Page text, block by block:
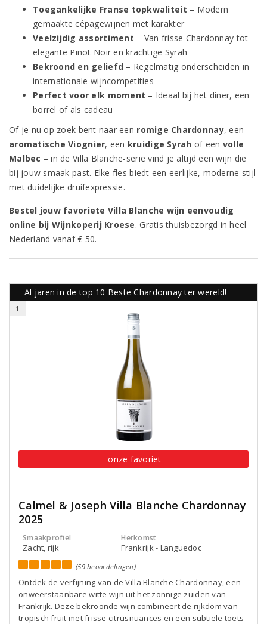
Toegankelijke Franse topkwaliteit – Modern
gemaakte cépagewijnen met karakter
Veelzijdig assortiment – Van frisse Chardonnay tot
elegante Pinot Noir en krachtige Syrah
Bekroond en geliefd – Regelmatig onderscheiden in
internationale wijncompetities
Perfect voor elk moment – Ideaal bij het diner, een
borrel of als cadeau
Of je nu op zoek bent naar een romige Chardonnay, een
aromatische Viognier, een kruidige Syrah of een volle
Malbec – in de Villa Blanche-serie vind je altijd een wijn die
bij jouw smaak past. Elke fles biedt een eerlijke, moderne stijl
met duidelijke druifexpressie.
Bestel jouw favoriete Villa Blanche wijn eenvoudig
online bij Wijnkoperij Kroese. Gratis thuisbezorgd in heel
Nederland vanaf € 50.
Al jaren in de top 10 Beste Chardonnay ter wereld!
1
onze favoriet
Calmel & Joseph Villa Blanche Chardonnay
2025
Smaakprofiel
Zacht, rijk
Herkomst
Frankrijk - Languedoc
(59 beoordelingen)
Ontdek de verfijning van de Villa Blanche Chardonnay, een
onweerstaanbare witte wijn uit het zonnige zuiden van
Frankrijk. Deze bekroonde wijn combineert de rijkdom van
tropisch fruit met frisse citrusnuances en een subtiele toets